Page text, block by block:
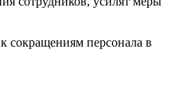
сокращениям персонала в